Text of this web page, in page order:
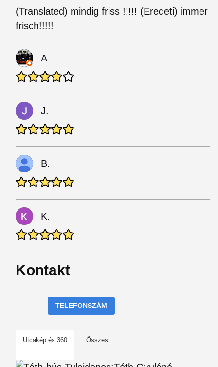
(Translated) mindig friss !!!!! (Eredeti) immer
frisch!!!!!
A.
J.
B.
K.
Kontakt
TELEFONSZÁM
Utcakép és 360 Összes